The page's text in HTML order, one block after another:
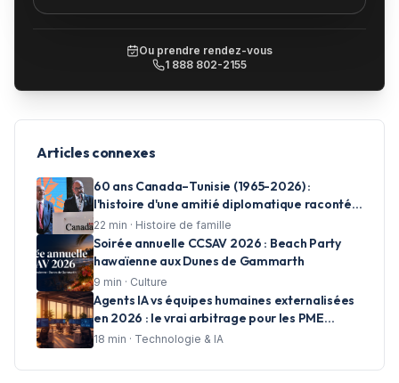
Ou prendre rendez-vous
1 888 802-2155
Articles connexes
60 ans Canada–Tunisie (1965-2026) :
l'histoire d'une amitié diplomatique racontée
en photos par CCSAV
22 min · Histoire de famille
Soirée annuelle CCSAV 2026 : Beach Party
hawaïenne aux Dunes de Gammarth
9 min · Culture
Agents IA vs équipes humaines externalisées
en 2026 : le vrai arbitrage pour les PME
francophones
18 min · Technologie & IA